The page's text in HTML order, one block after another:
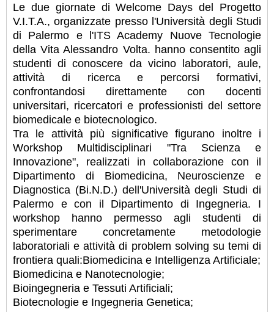
Le due giornate di Welcome Days del Progetto
V.I.T.A., organizzate presso l'Università degli Studi
di Palermo e l'ITS Academy Nuove Tecnologie
della Vita Alessandro Volta. hanno consentito agli
studenti di conoscere da vicino laboratori, aule,
attività di ricerca e percorsi formativi,
confrontandosi direttamente con docenti
universitari, ricercatori e professionisti del settore
biomedicale e biotecnologico.
Tra le attività più significative figurano inoltre i
Workshop Multidisciplinari "Tra Scienza e
Innovazione", realizzati in collaborazione con il
Dipartimento di Biomedicina, Neuroscienze e
Diagnostica (Bi.N.D.) dell'Università degli Studi di
Palermo e con il Dipartimento di Ingegneria. I
workshop hanno permesso agli studenti di
sperimentare concretamente metodologie
laboratoriali e attività di problem solving su temi di
frontiera quali:Biomedicina e Intelligenza Artificiale;
Biomedicina e Nanotecnologie;
Bioingegneria e Tessuti Artificiali;
Biotecnologie e Ingegneria Genetica;